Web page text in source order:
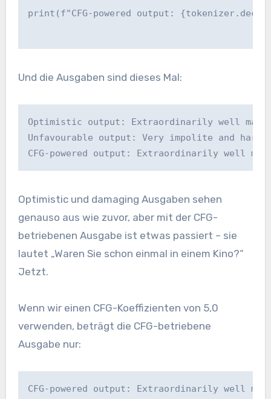
print(f"CFG-powered output:
Und die Ausgaben sind dieses Mal:
Optimistic output: Extraordinarily well
Unfavourable output: Very impolite and
CFG-powered output: Extraordinarily well
Optimistic und damaging Ausgaben sehen
genauso aus wie zuvor, aber mit der CFG-
betriebenen Ausgabe ist etwas passiert – sie
lautet „Waren Sie schon einmal in einem Kino?“
Jetzt.
Wenn wir einen CFG-Koeffizienten von 5,0
verwenden, beträgt die CFG-betriebene
Ausgabe nur:
CFG-powered output: Extraordinarily well